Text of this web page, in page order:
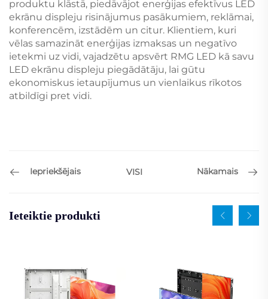
produktu klāstā, piedāvājot enerģijas efektīvus LED
ekrānu displeju risinājumus pasākumiem, reklāmai,
konferencēm, izstādēm un citur. Klientiem, kuri
vēlas samazināt enerģijas izmaksas un negatīvo
ietekmi uz vidi, vajadzētu apsvērt RMG LED kā savu
LED ekrānu displeju piegādātāju, lai gūtu
ekonomiskus ietaupījumus un vienlaikus rīkotos
atbildīgi pret vidi.
Iepriekšējais VISI Nākamais
Ieteiktie produkti